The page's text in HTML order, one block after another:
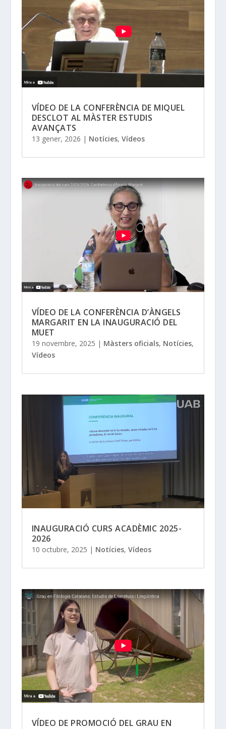
VÍDEO DE LA CONFERÈNCIA DE MIQUEL
DESCLOT AL MÀSTER ESTUDIS
AVANÇATS
13 gener, 2026 | Notícies, Vídeos
VÍDEO DE LA CONFERÈNCIA D’ÀNGELS
MARGARIT EN LA INAUGURACIÓ DEL
MUET
19 novembre, 2025 | Màsters oficials, Notícies,
Vídeos
INAUGURACIÓ CURS ACADÈMIC 2025-
2026
10 octubre, 2025 | Notícies, Vídeos
VÍDEO DE PROMOCIÓ DEL GRAU EN